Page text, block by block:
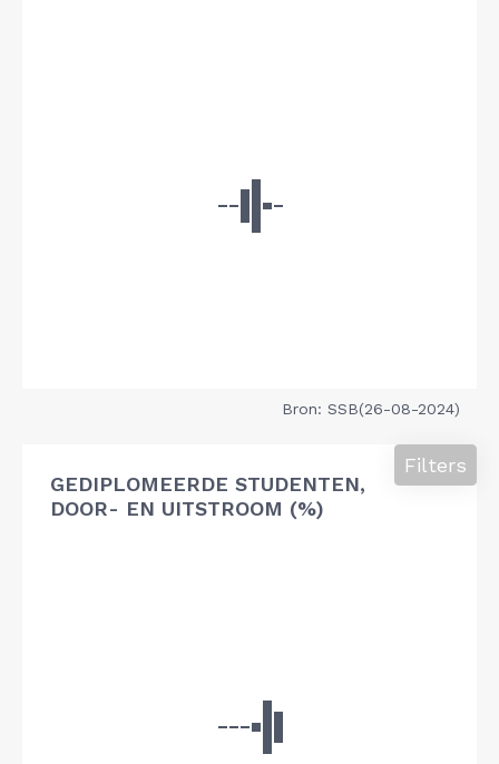
Bron: SSB(26-08-2024)
GEDIPLOMEERDE STUDENTEN,
DOOR- EN UITSTROOM (%)
Filters